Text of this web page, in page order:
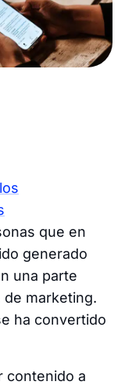
que en
generado
una parte
marketing.
ha convertido
contenido a